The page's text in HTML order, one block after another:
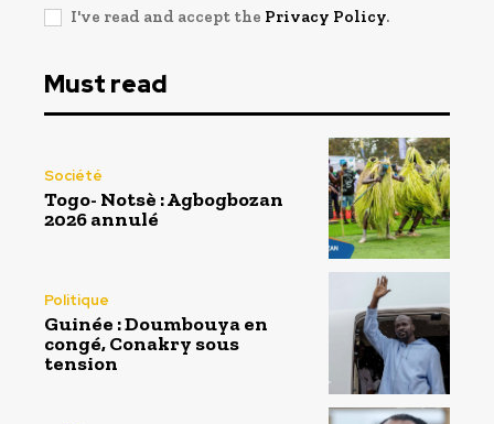
I've read and accept the Privacy Policy.
Must read
Société
Togo- Notsè : Agbogbozan
2026 annulé
Politique
Guinée : Doumbouya en
congé, Conakry sous
tension